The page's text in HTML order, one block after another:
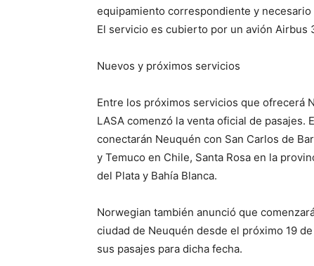
equipamiento correspondiente y
El servicio es cubierto por un avión Airbus
Nuevos y próximos servicios
Entre los próximos servicios que ofrecerá
LASA comenzó la venta oficial de
conectarán Neuquén con San Carlos de
y Temuco en Chile, Santa Rosa en la
del Plata y Bahía Blanca.
Norwegian también anunció que
ciudad de Neuquén desde el próximo 19
sus pasajes para dicha fecha.